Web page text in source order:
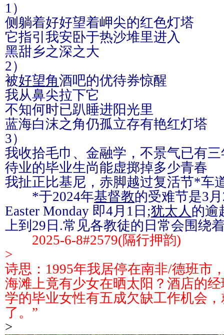
1）
侧躺着好好望着岬尖的红色灯塔
它指引我安卧于热沙堆里进入
黑甜乡之深之大
2）
被好望角酒吧的优待券惊醒
我从鼻尖拉下它
不知何时已趴睡进阳光里
蓝海白沫之角仍孤立存有艳红灯塔
3）
我收拾毛巾、金融学，不景气已有
待业的毕业生尚能虚掷掉多少青春
我扯正比基尼，赤脚越过复活节*车
*于2024年基督教的受难节是3
Easter Monday 即4月1日;犹太人的逾
上到29日.常见各教徒的日常会围绕
2025-6-8#2579(隔行押韵)
>
诗思：1995年我居停在南非/德班市
海滩上竟有少女在晒太阳？酒店的
学的毕业女性有五成欠缺工作机会
了。”
>